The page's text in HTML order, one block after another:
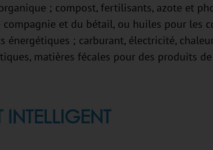
; compost, fertilisants, azote et
et du bétail, ou huiles pour les
; carburant, électricité,
matières fécales pour des produits